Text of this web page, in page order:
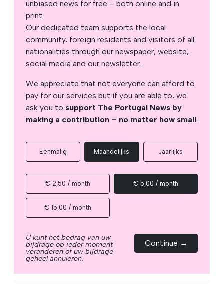
unbiased news for free – both online and in
print.
Our dedicated team supports the local
community, foreign residents and visitors of all
nationalities through our newspaper, website,
social media and our newsletter.
We appreciate that not everyone can afford to
pay for our services but if you are able to, we
ask you to support The Portugal News by
making a contribution – no matter how small.
Eenmalig Maandelijks Jaarlijks
€ 2,50 / month € 5,00 / month
€ 15,00 / month
U kunt het bedrag van uw
bijdrage op ieder moment
veranderen of uw bijdrage
geheel annuleren.
Continue →